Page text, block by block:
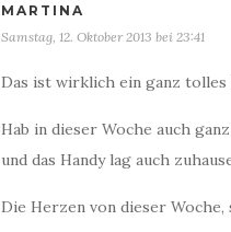
MARTINA
Samstag, 12. Oktober 2013 bei 23:41
Das ist wirklich ein ganz tolles
Hab in dieser Woche auch
und das Handy lag auch
Die Herzen von dieser